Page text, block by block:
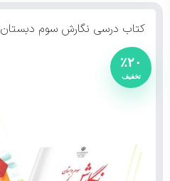
کتاب درسی نگارش سوم دبستان 1404 | چاپ جدید
٪۲۰